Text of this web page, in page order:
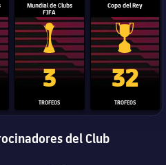
la Liga de Campeones
Mundial de Clubs
FIFA
Trofeo del Mundial de
3
TROFEOS
Copa del Rey
Copa del
32
TROFEOS
del Club